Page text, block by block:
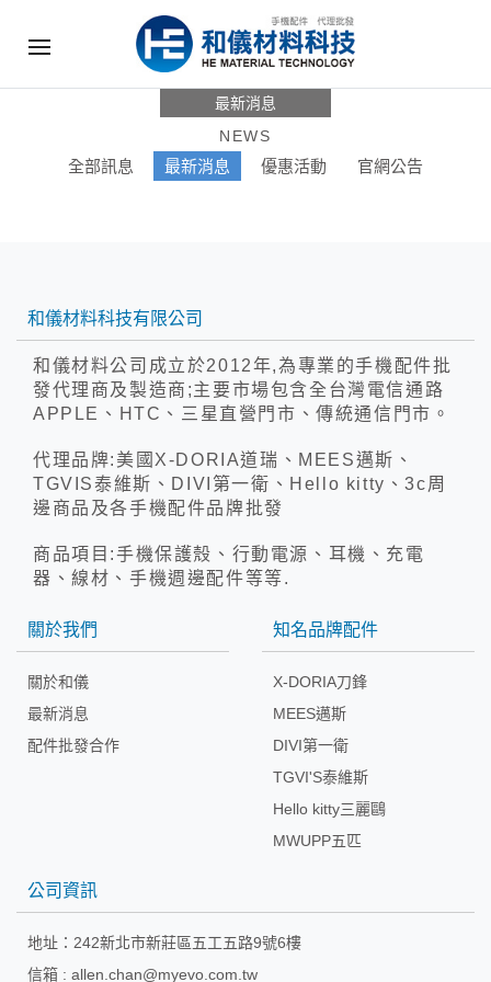
最新消息
NEWS
全部訊息 最新消息 優惠活動 官網公告
和儀材料科技有限公司
和儀材料公司成立於2012年,為專業的手機配件批
發代理商及製造商;主要市場包含全台灣電信通路
APPLE、HTC、三星直營門市、傳統通信門市。
代理品牌:美國X-DORIA道瑞、MEES邁斯、
TGVIS泰維斯、DIVI第一衛、Hello kitty、3c周
邊商品及各手機配件品牌批發
商品項目:手機保護殼、行動電源、耳機、充電
器、線材、手機週邊配件等等.
關於我們
關於和儀
最新消息
配件批發合作
知名品牌配件
X-DORIA刀鋒
MEES邁斯
DIVI第一衛
TGVI'S泰維斯
Hello kitty三麗鷗
MWUPP五匹
公司資訊
地址： 242新北市新莊區五工五路9號6樓
信箱 : allen.chan@myevo.com.tw